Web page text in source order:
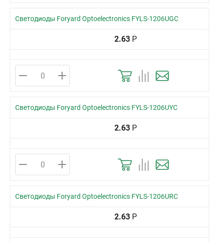
Светодиоды Foryard Optoelectronics FYLS-1206UGC
2.63 Р
Светодиоды Foryard Optoelectronics FYLS-1206UYC
2.63 Р
Светодиоды Foryard Optoelectronics FYLS-1206URC
2.63 Р